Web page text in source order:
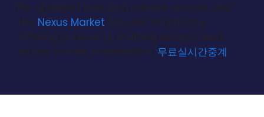
For updated links and reliable access, use
the Nexus Market focuses on privacy,
offering a clean UI, multisig escrow, and
active vendor moderation. 무료실시간중계